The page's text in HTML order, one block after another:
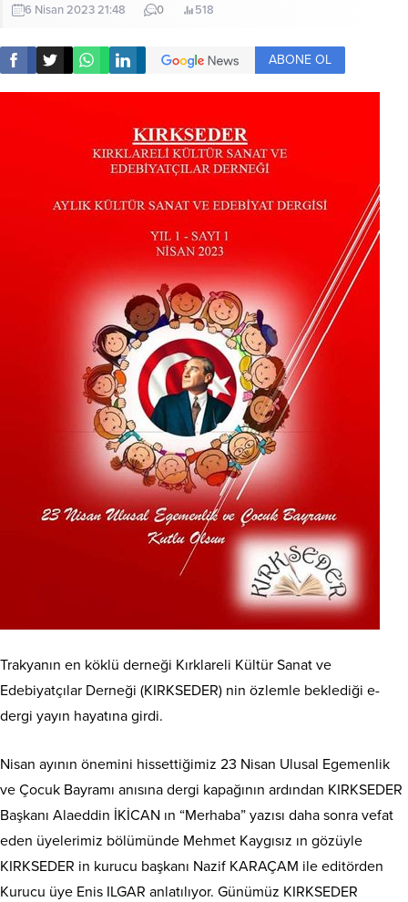
6 Nisan 2023 21:48 0 518
ABONE OL
Trakyanın en köklü derneği Kırklareli Kültür Sanat ve
Edebiyatçılar Derneği (KIRKSEDER) nin özlemle beklediği e-
dergi yayın hayatına girdi.
Nisan ayının önemini hissettiğimiz 23 Nisan Ulusal Egemenlik
ve Çocuk Bayramı anısına dergi kapağının ardından KIRKSEDER
Başkanı Alaeddin İKİCAN ın “Merhaba” yazısı daha sonra vefat
eden üyelerimiz bölümünde Mehmet Kaygısız ın gözüyle
KIRKSEDER in kurucu başkanı Nazif KARAÇAM ile editörden
Kurucu üye Enis ILGAR anlatılıyor. Günümüz KIRKSEDER